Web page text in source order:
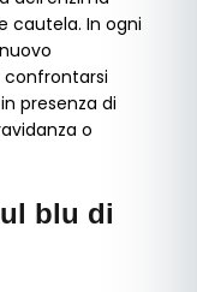
cautela. In ogni
confrontarsi
presenza di
o
blu di